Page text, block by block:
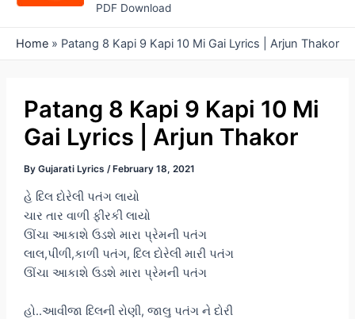
PDF Download
Home » Patang 8 Kapi 9 Kapi 10 Mi Gai Lyrics | Arjun Thakor
Patang 8 Kapi 9 Kapi 10 Mi
Gai Lyrics | Arjun Thakor
By Gujarati Lyrics / February 18, 2021
હે દિલ દોરેલી પતંગ લાયો
ચાર તાર વાળી ફીરકી લાયો
ઊંચા આકાશે ઉડશે મારા પ્રેમની પતંગ
લાલ,પીળી,કાળી પતંગ, દિલ દોરેલી મારી પતંગ
ઊંચા આકાશે ઉડશે મારા પ્રેમની પતંગ
હો..આવીજા દિલની રોણી, જાલુ પતંગ ને દોરી